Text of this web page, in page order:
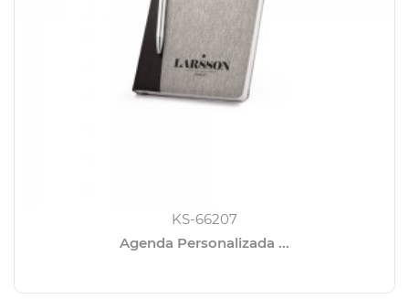
KS-66207
Agenda Personalizada ...